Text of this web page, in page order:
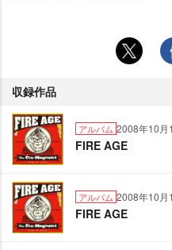
収録作品
アルバム 2008年10月
FIRE AGE
アルバム 2008年10月
FIRE AGE